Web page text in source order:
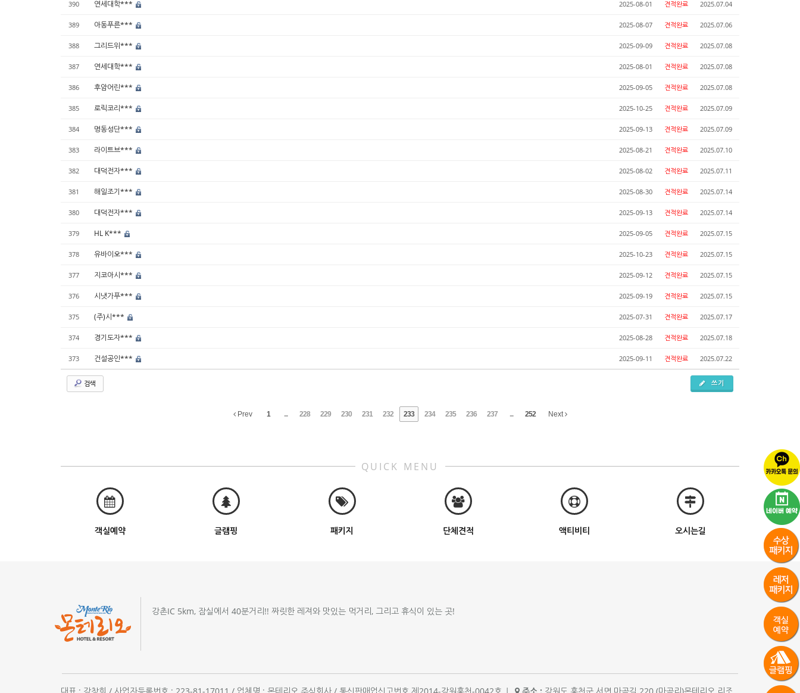
390 연세대학*** 2025-08-01 견적완료 2025.07.04
389 아동푸른*** 2025-08-07 견적완료 2025.07.06
388 그리드위*** 2025-09-09 견적완료 2025.07.08
387 연세대학*** 2025-08-01 견적완료 2025.07.08
386 후암어린*** 2025-09-05 견적완료 2025.07.08
385 로릭코리*** 2025-10-25 견적완료 2025.07.09
384 명동성단*** 2025-09-13 견적완료 2025.07.09
383 라이트브*** 2025-08-21 견적완료 2025.07.10
382 대덕전자*** 2025-08-02 견적완료 2025.07.11
381 해일조기*** 2025-08-30 견적완료 2025.07.14
380 대덕전자*** 2025-09-13 견적완료 2025.07.14
379 HL K*** 2025-09-05 견적완료 2025.07.15
378 유바이오*** 2025-10-23 견적완료 2025.07.15
377 지코아시*** 2025-09-12 견적완료 2025.07.15
376 시냇가푸*** 2025-09-19 견적완료 2025.07.15
375 (주)시*** 2025-07-31 견적완료 2025.07.17
374 경기도자*** 2025-08-28 견적완료 2025.07.18
373 건설공인*** 2025-09-11 견적완료 2025.07.22
검색 쓰기
Prev 1 ... 228 229 230 231 232 233 234 235 236 237 ... 252 Next
QUICK MENU
객실예약 글램핑 패키지 단체견적 액티비티 오시는길
강촌IC 5km, 잠실에서 40분거리!! 짜릿한 레져와 맛있는 먹거리, 그리고 휴식이 있는 곳!